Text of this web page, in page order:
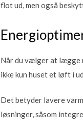
flot ud, men også
Når du vælger at lægge
ikke kun huset et løft i
Det betyder lavere
løsninger, såsom